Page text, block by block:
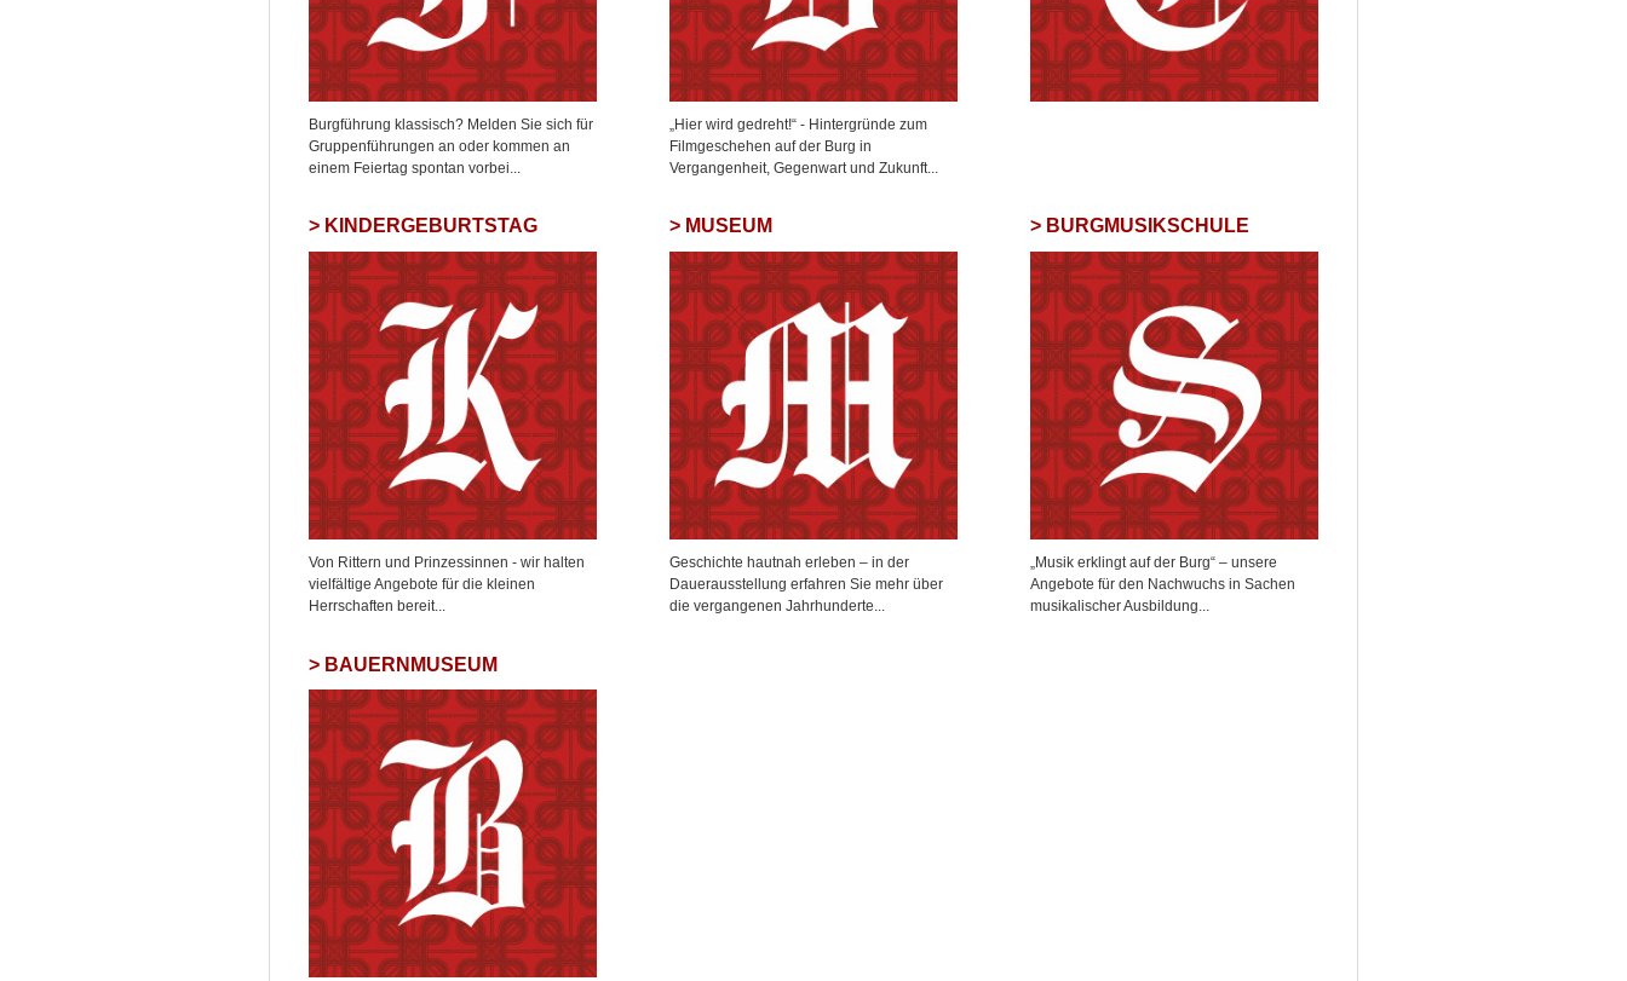
Burgführung klassisch? Melden Sie sich für
Gruppenführungen an oder kommen an
einem Feiertag spontan vorbei...
„Hier wird gedreht!“ - Hintergründe zum
Filmgeschehen auf der Burg in
Vergangenheit, Gegenwart und Zukunft...
KINDERGEBURTSTAG
Von Rittern und Prinzessinnen - wir halten
vielfältige Angebote für die kleinen
Herrschaften bereit...
MUSEUM
Geschichte hautnah erleben – in der
Dauerausstellung erfahren Sie mehr über
die vergangenen Jahrhunderte...
BURGMUSIKSCHULE
„Musik erklingt auf der Burg“ – unsere
Angebote für den Nachwuchs in Sachen
musikalischer Ausbildung...
BAUERNMUSEUM